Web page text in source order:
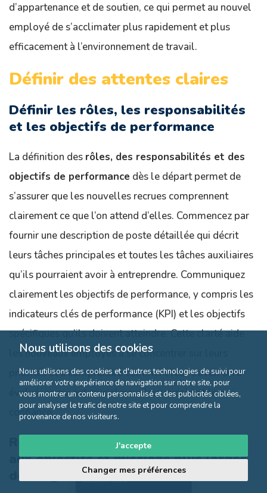
Nous utilisons des cookies
Nous utilisons des cookies et d'autres technologies de suivi pour
améliorer votre expérience de navigation sur notre site, pour
vous montrer un contenu personnalisé et des publicités ciblées,
pour analyser le trafic de notre site et pour comprendre la
provenance de nos visiteurs.
J'accepte
Changer mes préférences
d’appartenance et de soutien, ce qui permet au nouvel
employé de s’acclimater plus rapidement et plus
efficacement à l’environnement de travail.
Définir des attentes claires
Définir les rôles, les responsabilités
et les objectifs de performance
La définition des rôles, des responsabilités et des
objectifs de performance dès le départ permet de
s’assurer que les nouvelles recrues comprennent
clairement ce que l’on attend d’elles. Commencez par
fournir une description de poste détaillée qui décrit
leurs tâches principales et toutes les tâches auxiliaires
qu’ils pourraient avoir à entreprendre. Communiquez
clairement les objectifs de performance, y compris les
indicateurs clés de performance (KPI) et les objectifs
spécifiques qu’ils doivent atteindre. Cette clarté aide
les nouveaux employés à se concentrer sur leurs
priorités et à comprendre comment leur travail sera
évalué, ce qui est crucial pour leur succès et leur
confiance.
Relier le travail du nouvel employé
aux objectifs et missions plus larges
de l’organisation
Cliquez ici pour
découvrir l'offre